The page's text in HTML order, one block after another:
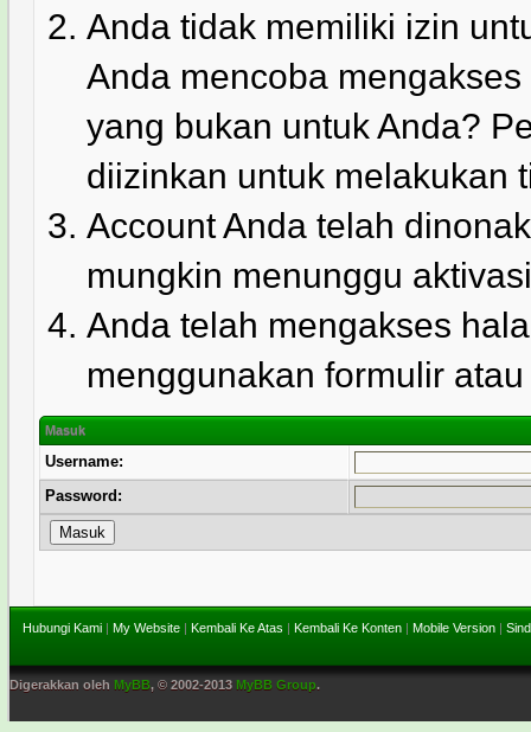
Anda tidak memiliki izin
Anda mencoba
yang bukan untuk Anda?
diizinkan untuk melakukan
Account Anda telah
mungkin menunggu
Anda telah mengakses
menggunakan formulir
Masuk
Username:
Password:
Hubungi Kami | My Website | Kembali Ke Atas | Kembali Ke Konten | Mobile Version |
Digerakkan oleh MyBB, © 2002-2013 MyBB Group.